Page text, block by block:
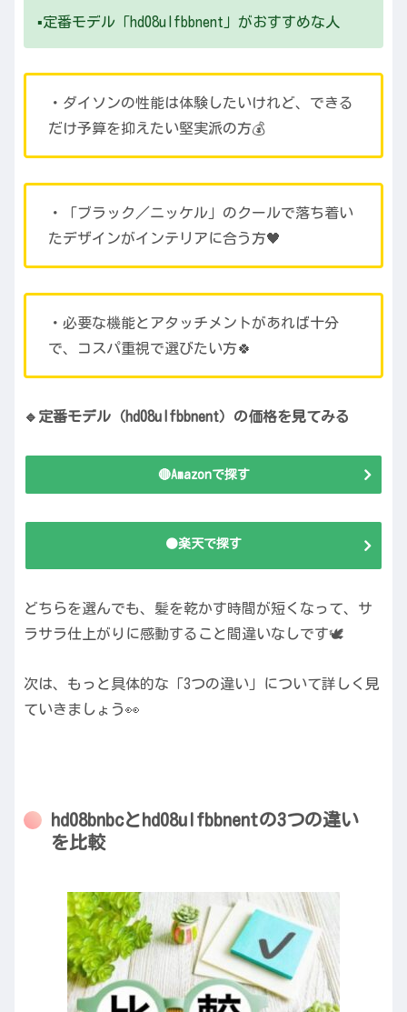
▪️定番モデル「hd08ulfbbnent」がおすすめな人
・ダイソンの性能は体験したいけれど、できる
だけ予算を抑えたい堅実派の方💰
・「ブラック／ニッケル」のクールで落ち着い
たデザインがインテリアに合う方🖤
・必要な機能とアタッチメントがあれば十分
で、コスパ重視で選びたい方🍀
🔹定番モデル（hd08ulfbbnent）の価格を見てみる
🔴Amazonで探す
🟠楽天で探す
どちらを選んでも、髪を乾かす時間が短くなって、サ
ラサラ仕上がりに感動すること間違いなしです🕊️
次は、もっと具体的な「3つの違い」について詳しく見
ていきましょう👀
hd08bnbcとhd08ulfbbnentの3つの違い
を比較